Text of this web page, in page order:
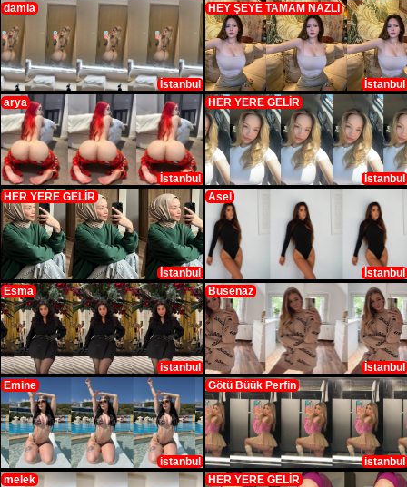
damla
İstanbul
HEY ŞEYE TAMAM NAZLI
İstanbul
arya
İstanbul
HER YERE GELİR
İstanbul
HER YERE GELİR
İstanbul
Asel
İstanbul
Esma
istanbul
Busenaz
İstanbul
Emine
istanbul
Götü Büük Perfin
istanbul
melek
HER YERE GELİR